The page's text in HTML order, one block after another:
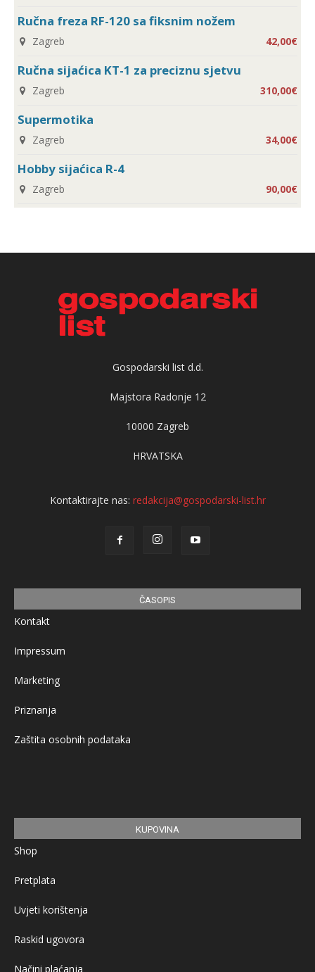
Ručna freza RF-120 sa fiksnim nožem
Zagreb 42,00€
Ručna sijaćica KT-1 za preciznu sjetvu
Zagreb 310,00€
Supermotika
Zagreb 34,00€
Hobby sijaćica R-4
Zagreb 90,00€
Gospodarski list d.d.
Majstora Radonje 12
10000 Zagreb
HRVATSKA
Kontaktirajte nas: redakcija@gospodarski-list.hr
ČASOPIS
Kontakt
Impressum
Marketing
Priznanja
Zaštita osobnih podataka
KUPOVINA
Shop
Pretplata
Uvjeti korištenja
Raskid ugovora
Načini plaćanja